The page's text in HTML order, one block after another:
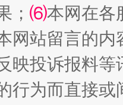
上场
； ⑹本网在各
网站留言的内
映投诉报料
行为而直接